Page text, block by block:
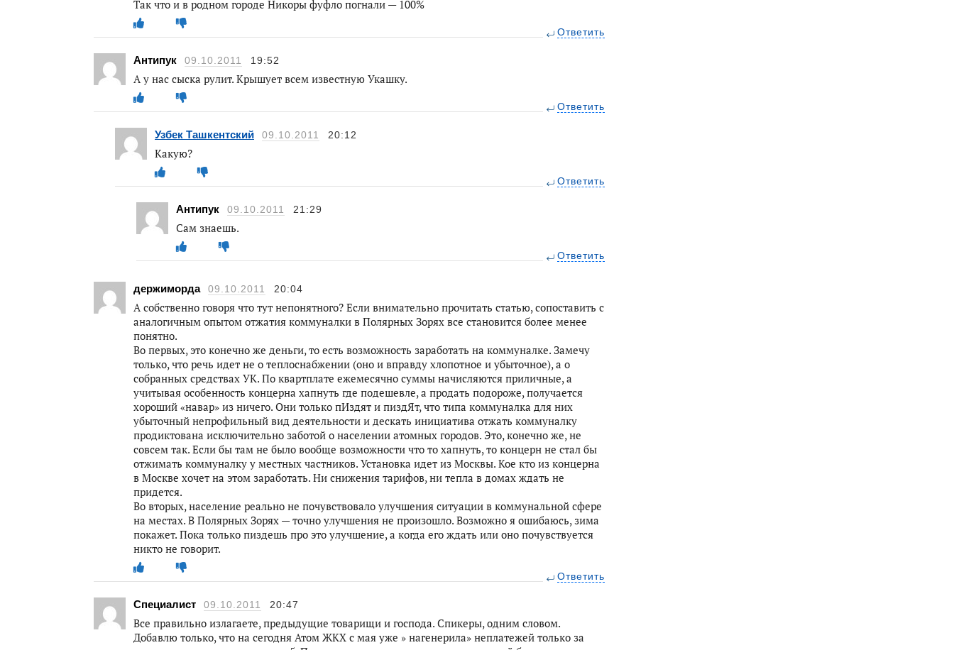
Так что и в родном городе Никоры фуфло погнали — 100%
Ответить
Антипук 09.10.2011 19:52
А у нас сыска рулит. Крышует всем известную Укашку.
Ответить
Узбек Ташкентский 09.10.2011 20:12
Какую?
Ответить
Антипук 09.10.2011 21:29
Сам знаешь.
Ответить
держиморда 09.10.2011 20:04
А собственно говоря что тут непонятного? Если внимательно прочитать статью, сопоставить с
аналогичным опытом отжатия коммуналки в Полярных Зорях все становится более менее
понятно.
Во первых, это конечно же деньги, то есть возможность заработать на коммуналке. Замечу
только, что речь идет не о теплоснабжении (оно и вправду хлопотное и убыточное), а о
собранных средствах УК. По квартплате ежемесячно суммы начисляются приличные, а
учитывая особенность концерна хапнуть где подешевле, а продать подороже, получается
хороший «навар» из ничего. Они только пИздят и пиздЯт, что типа коммуналка для них
убыточный непрофильный вид деятельности и дескать инициатива отжать коммуналку
продиктована исключительно заботой о населении атомных городов. Это, конечно же, не
совсем так. Если бы там не было вообще возможности что то хапнуть, то концерн не стал бы
отжимать коммуналку у местных частников. Установка идет из Москвы. Кое кто из концерна
в Москве хочет на этом заработать. Ни снижения тарифов, ни тепла в домах ждать не
придется.
Во вторых, население реально не почувствовало улучшения ситуации в коммунальной сфере
на местах. В Полярных Зорях — точно улучшения не произошло. Возможно я ошибаюсь, зима
покажет. Пока только пиздешь про это улучшение, а когда его ждать или оно почувствуется
никто не говорит.
Ответить
Специалист 09.10.2011 20:47
Все правильно излагаете, предыдущие товарищи и господа. Спикеры, одним словом.
Добавлю только, что на сегодня Атом ЖКХ с мая уже » нагенерила» неплатежей только за